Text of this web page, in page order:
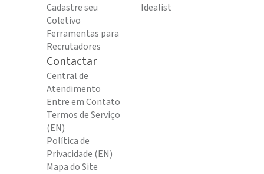
Cadastre seu
Coletivo
Ferramentas para
Recrutadores
Idealist
Contactar
Central de
Atendimento
Entre em Contato
Termos de Serviço
(EN)
Política de
Privacidade (EN)
Mapa do Site